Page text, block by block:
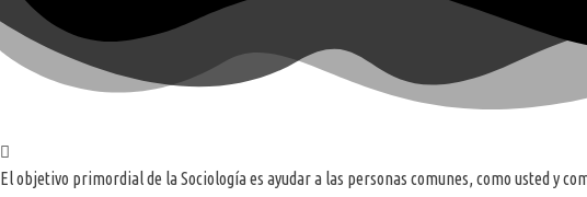
El objetivo primordial de la Sociología es ayudar a las personas comunes, como usted y